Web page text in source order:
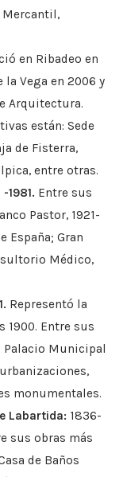
Mercantil,
en Ribadeo en
la Vega en 2006 y
Arquitectura.
están: Sede
de Fisterra,
entre otras.
1981. Entre sus
Pastor, 1921-
España; Gran
Médico,
Representó la
1900. Entre sus
Palacio Municipal
monumentales.
Labartida: 1836-
sus obras más
de Baños